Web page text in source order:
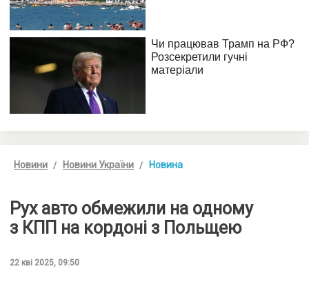
Новини Новини України Новина
Рух авто обмежили на одному
з КПП на кордоні з Польщею
22 кві 2025, 09:50